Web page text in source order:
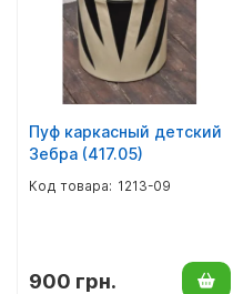
Пуф каркасный детский
Зебра (417.05)
1213-09
900 грн.